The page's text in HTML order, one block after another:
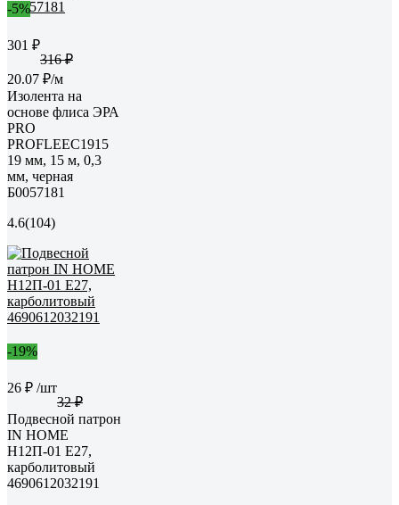
-5%
301 ₽
316 ₽
20.07 ₽/м
Изолента на
основе флиса ЭРА
PRO
PROFLEEC1915
19 мм, 15 м, 0,3
мм, черная
Б0057181
4.6(104)
-19%
26 ₽ /шт
32 ₽
Подвесной патрон
IN HOME
Н12П-01 Е27,
карболитовый
4690612032191